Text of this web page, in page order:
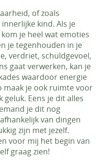
of zoals
kind. Als je
je heel wat emoties
je tegenhouden in je
verdriet, schuldgevoel,
gaat verwerken, kan je
waardoor energie
maak je ook ruimte voor
Eens je dit alles
je dit nog
van dingen
zijn met jezelf.
voor mij het begin van
graag zien!